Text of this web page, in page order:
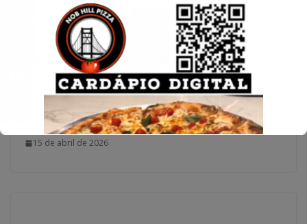
Herança milionária sob suspeita:
investigação aponta desvio de R$ 37
milhões e transferências atípicas em
contas de idosa, em Goiás
15 de abril de 2026